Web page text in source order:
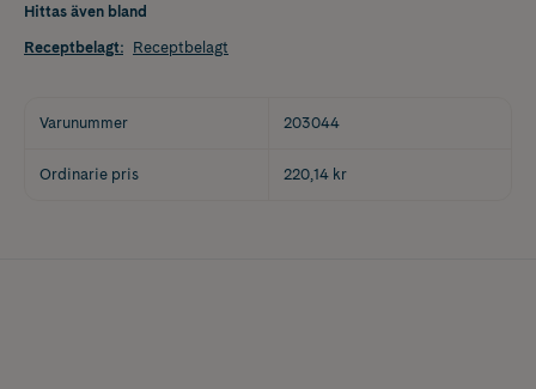
Hittas även bland
Receptbelagt: Receptbelagt
Varunummer 203044
Ordinarie pris 220,14 kr